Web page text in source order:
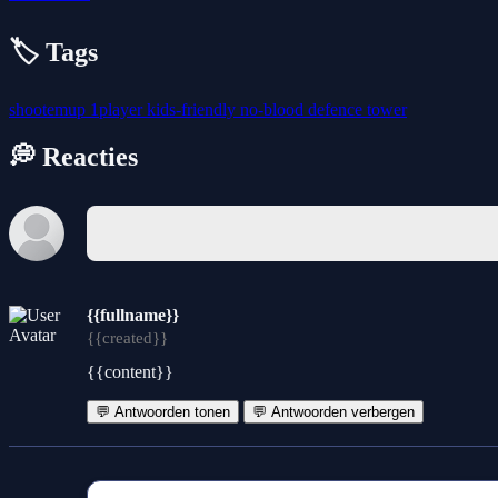
🏷️ Tags
shootemup 1playerkids-friendly no-blood defence tower
💭 Reacties
{{fullname}}
{{created}}
{{content}}
💬 Antwoorden tonen 💬 Antwoorden verbergen